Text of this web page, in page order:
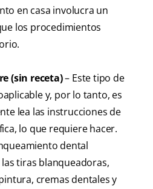
en casa involucra un
los procedimientos
(sin receta)– Este tipo de
y, por lo tanto, es
lea las instrucciones de
lo que requiere hacer.
dental
tiras blanqueadoras,
cremas dentales y